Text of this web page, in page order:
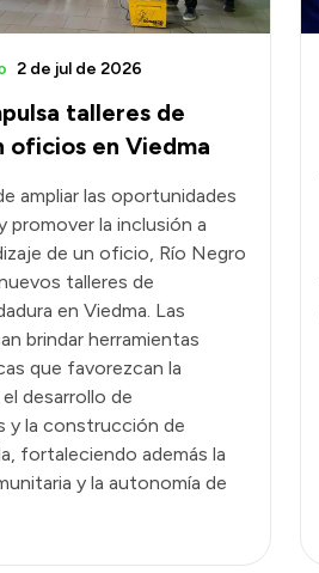
talleres de
oficios en Viedma
2 de jul de 2026
ampliar las oportunidades
promover la inclusión a
de un oficio, Río Negro
talleres de
en Viedma. Las
brindar herramientas
que favorezcan la
desarrollo de
y la construcción de
fortaleciendo además la
y la autonomía de